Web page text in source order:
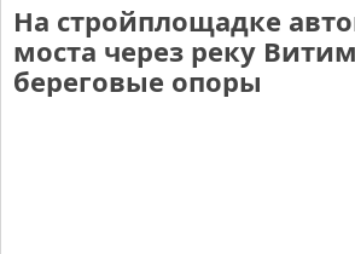
На стройплощадке
моста через реку
береговые опоры